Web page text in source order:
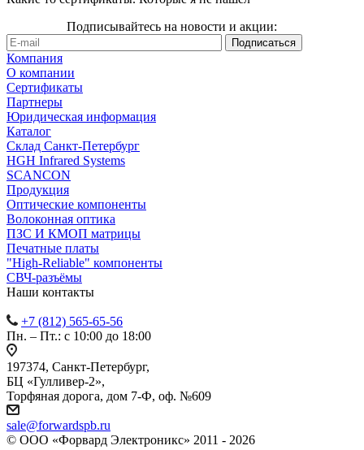
Подписывайтесь на новости и акции:
Компания
О компании
Сертификаты
Партнеры
Юридическая информация
Каталог
Cклад Санкт-Петербург
HGH Infrared Systems
SCANCON
Продукция
Оптические компоненты
Волоконная оптика
ПЗС И КМОП матрицы
Печатные платы
"High-Reliable" компоненты
СВЧ-разъёмы
Наши контакты
+7 (812) 565-65-56
Пн. – Пт.: с 10:00 до 18:00
197374, Санкт-Петербург,
БЦ «Гулливер-2»,
Торфяная дорога, дом 7-Ф, оф. №609
sale@forwardspb.ru
© ООО «Форвард Электроникс» 2011 - 2026